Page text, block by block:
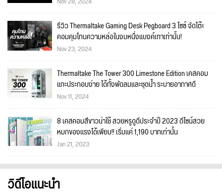
รีวิว Thermaltake Gaming Desk Pegboard 3 ไซซ์ จัดโต๊ะ
คอมคุมโทนความหล่อในงบหนึ่งแบงค์เทาเท่านั้น!
Nov 23, 2024
Thermaltake The Tower 300 Limestone Edition เคสคอม
แกะประกอบง่าย ได้ทั้งพัดลมและชุดน้ำ ระบายอากาศดี
Nov 11, 2024
8 เคสคอมสีขาวน่าใช้ สวยหรูดูดีประจำปี 2023 ดีไซน์สวย
หมกของแรงได้เพียบ!! เริ่มแค่ 1,190 บาทเท่านั้น
Jan 21, 2023
วิดีโอแนะนำ